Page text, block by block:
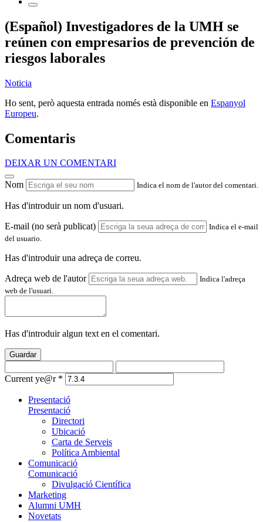
(Español) Investigadores de la UMH se
reúnen con empresarios de prevención de
riesgos laborales
Noticia
Ho sent, però aquesta entrada només està disponible en Espanyol
Europeu.
Comentaris
DEIXAR UN COMENTARI
Nom Indica el nom de l'autor del comentari.
Has d'introduir un nom d'usuari.
E-mail (no serà publicat)
Indica el e-mail
del usuario.
Has d'introduir una adreça de correu.
Adreça web de l'autor
Indica l'adreça
web de l'usuari.
Has d'introduir algun text en el comentari.
Guardar
Current ye@r *
Presentació
Presentació
Directori
Ubicació
Carta de Serveis
Política Ambiental
Comunicació
Comunicació
Divulgació Científica
Marketing
Alumni UMH
Novetats